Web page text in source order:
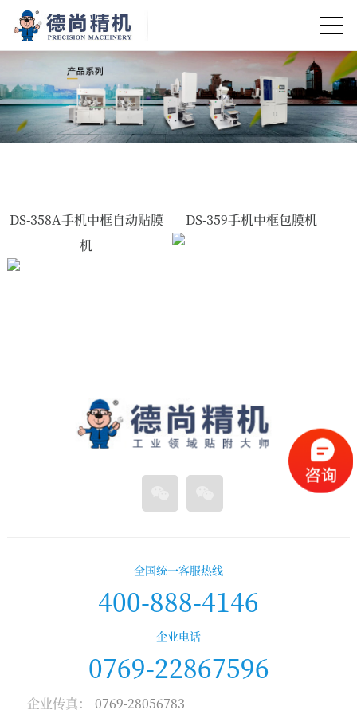
DS-358A手机中框自动贴膜
机
DS-359手机中框包膜机
全国统一客服热线
400-888-4146
企业电话
0769-22867596
企业传真： 0769-28056783